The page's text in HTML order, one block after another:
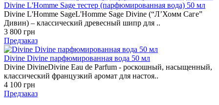
Divine L'Homme Sage тестер (парфюмированная вода) 50 мл
Divine L'Homme SageL'Homme Sage Divine (“Л’Хомм Саге”
Дивин) – классический древесный шипр для ..
3 800 грн
Предзаказ
Divine Divine парфюмированная вода 50 мл
Divine DivineDivine Eau de Parfum - роскошный, насыщенный,
классический французкий аромат для настоя..
4 100 грн
Предзаказ